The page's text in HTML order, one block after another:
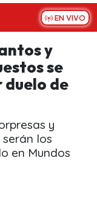
EN VIVO
y
se
duelo de
y
los
en Mundos